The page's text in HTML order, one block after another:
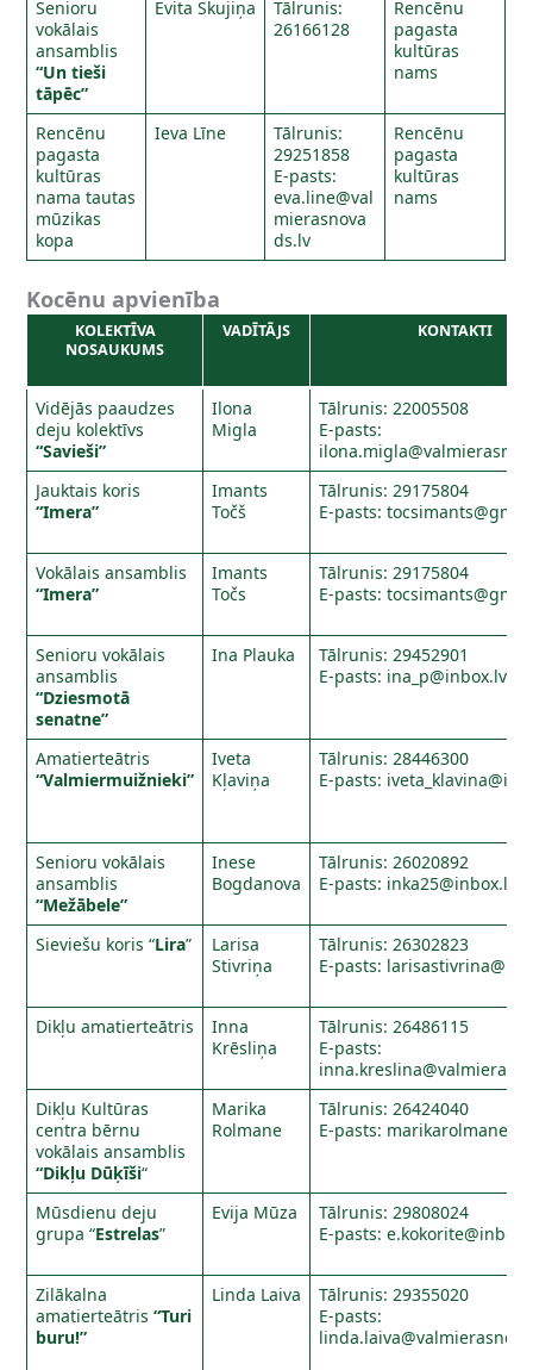
Senioru
vokālais
ansamblis
“Un tieši
tāpēc”
Evita Skujiņa
Tālrunis:
26166128
Rencēnu
pagasta
kultūras
nams
Rencēnu
pagasta
kultūras
nama tautas
mūzikas
kopa
Ieva Līne
Tālrunis:
29251858
E-pasts:
eva.line@val
mierasnova
ds.lv
Rencēnu
pagasta
kultūras
nams
Kocēnu apvienība
KOLEKTĪVA
NOSAUKUMS
VADĪTĀJS KONTAKTI
Vidējās paaudzes
deju kolektīvs
“Savieši”
Ilona
Migla
Tālrunis: 22005508
E-pasts:
Jauktais koris
“Imera”
Imants
Točš
Tālrunis: 29175804
E-pasts:
Vokālais ansamblis
“Imera”
Imants
Točs
Tālrunis: 29175804
E-pasts:
Senioru vokālais
ansamblis
“Dziesmotā
senatne”
Ina Plauka
Tālrunis: 29452901
E-pasts: ina_p@inbox.lv
Amatierteātris
“Valmiermuižnieki”
Iveta
Kļaviņa
Tālrunis: 28446300
E-pasts:
Senioru vokālais
ansamblis
“Mežābele”
Inese
Bogdanova
Tālrunis: 26020892
E-pasts: inka25@inbox.lv
Sieviešu koris “Lira”
Larisa
Stivriņa
Tālrunis: 26302823
E-pasts:
Dikļu amatierteātris
Inna
Krēsliņa
Tālrunis: 26486115
E-pasts:
Dikļu Kultūras
centra bērnu
vokālais ansamblis
“Dikļu Dūķīši“
Marika
Rolmane
Tālrunis: 26424040
E-pasts:
Mūsdienu deju
grupa “Estrelas”
Evija Mūza
Tālrunis: 29808024
E-pasts:
Zilākalna
amatierteātris“Turi
buru!”
Linda Laiva
Tālrunis: 29355020
E-pasts: